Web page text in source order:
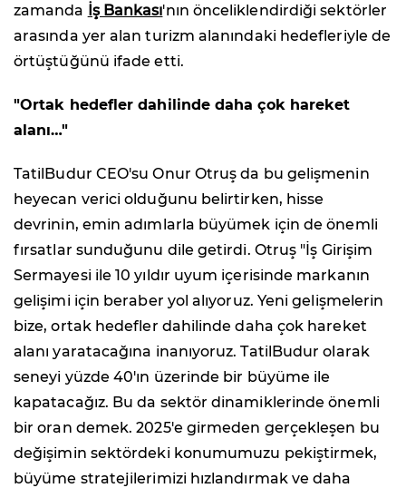
zamanda İş Bankası'nın önceliklendirdiği sektörler
arasında yer alan turizm alanındaki hedefleriyle de
örtüştüğünü ifade etti.
"Ortak hedefler dahilinde daha çok hareket
alanı…"
TatilBudur CEO'su Onur Otruş da bu gelişmenin
heyecan verici olduğunu belirtirken, hisse
devrinin, emin adımlarla büyümek için de önemli
fırsatlar sunduğunu dile getirdi. Otruş "İş Girişim
Sermayesi ile 10 yıldır uyum içerisinde markanın
gelişimi için beraber yol alıyoruz. Yeni gelişmelerin
bize, ortak hedefler dahilinde daha çok hareket
alanı yaratacağına inanıyoruz. TatilBudur olarak
seneyi yüzde 40'ın üzerinde bir büyüme ile
kapatacağız. Bu da sektör dinamiklerinde önemli
bir oran demek. 2025'e girmeden gerçekleşen bu
değişimin sektördeki konumumuzu pekiştirmek,
büyüme stratejilerimizi hızlandırmak ve daha